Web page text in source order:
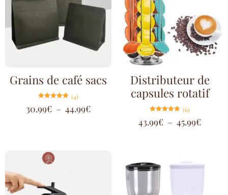
Grains de café sacs
5.00
sur 5
(4)
30.99€ – 44.99€
Distributeur de
capsules rotatif
5.00
sur 5
(6)
43.99€ – 45.99€